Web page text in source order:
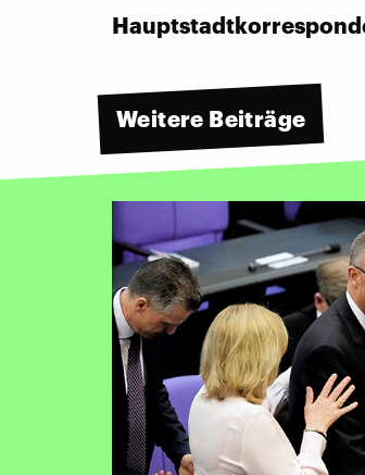
Weitere Beiträge